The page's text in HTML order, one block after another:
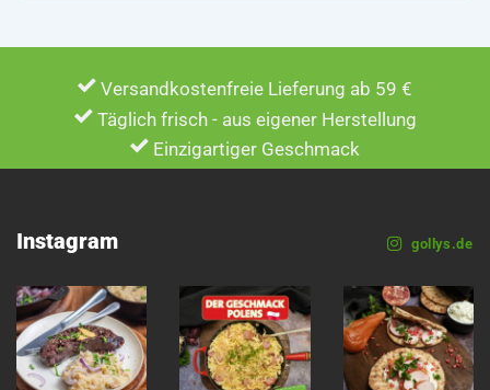
Versandkostenfreie Lieferung ab 59 €
Täglich frisch - aus eigener Herstellung
Einzigartiger Geschmack
Instagram gollys.de